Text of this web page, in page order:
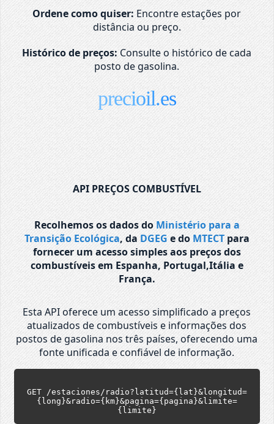
Ordene como quiser: Encontre estações por
distância ou preço.
Histórico de preços: Consulte o histórico de cada
posto de gasolina.
precioil.es
API PREÇOS COMBUSTÍVEL
Recolhemos os dados do Ministério para a
Transição Ecológica, da DGEG e do MTECTpara
fornecer um acesso simples aos preços dos
combustíveis em Espanha, Portugal,Itália e
França.
Esta API oferece um acesso simplificado a preços
atualizados de combustíveis e informações dos
postos de gasolina nos três países, oferecendo uma
fonte unificada e confiável de informação.
GET /estaciones/radio?latitud={lat}&longitud=
{long}&radio={km}&pagina={pagina}&limite=
{limite}